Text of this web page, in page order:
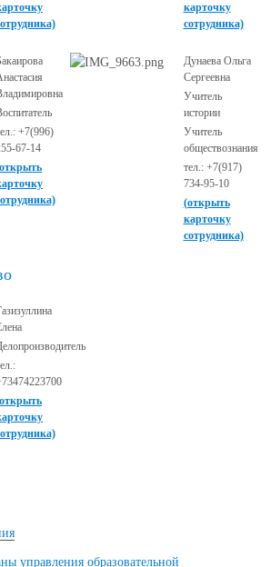
карточку
сотрудника)
+7(996)
67-14
Дунаева Ольга
Сергеевна
Учитель
истории
Учитель
обществознания
тел.: +7(917)
734-95-10
(открыть
карточку
сотрудника)
управления образовательной